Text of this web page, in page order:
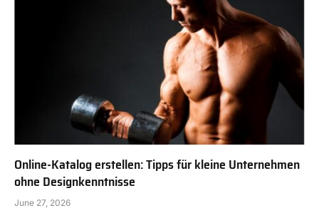
Online-Katalog erstellen: Tipps für kleine Unternehmen
ohne Designkenntnisse
June 27, 2026